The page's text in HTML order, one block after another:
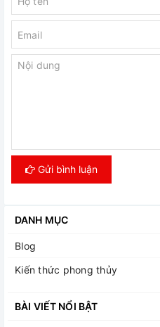
Gửi bình luận
DANH MỤC
Blog
Kiến thức phong thủy
BÀI VIẾT NỔI BẬT